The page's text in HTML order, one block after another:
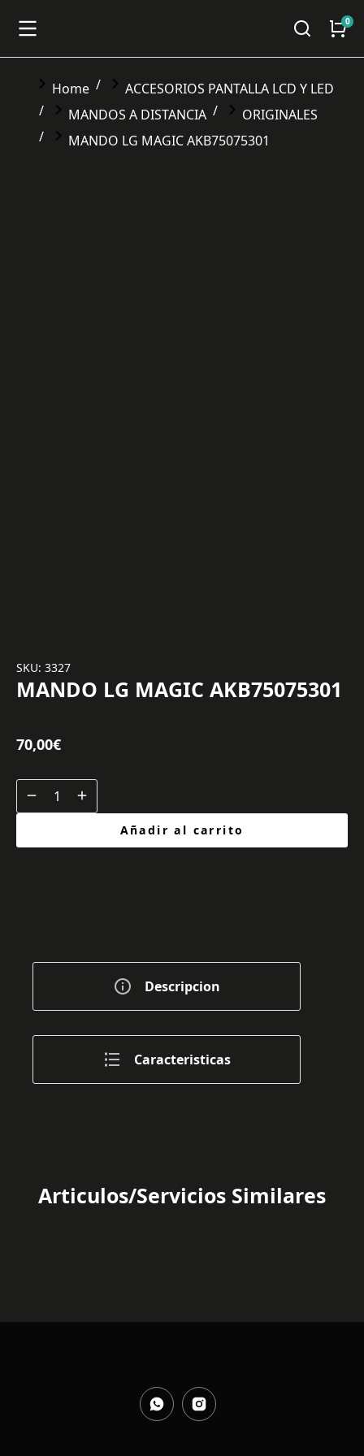
You are here:
Home
ACCESORIOS PANTALLA LCD Y LED
MANDOS A DISTANCIA
ORIGINALES
MANDO LG MAGIC AKB75075301
SKU: 3327
MANDO LG MAGIC AKB75075301
70,00€
Añadir al carrito
Descripcion
Caracteristicas
Articulos/Servicios Similares